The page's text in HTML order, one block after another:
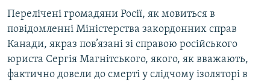
Перелічені громадяни Росії, як мовиться в
повідомленні Міністерства закордонних справ
Канади, якраз пов’язані зі справою російського
юриста Сергія Магнітського, якого, як вважають,
фактично довели до смерті у слідчому ізоляторі в